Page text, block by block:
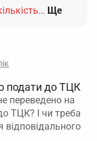
Ще
подати до ТЦК
переведено на
ТЦК? І чи треба
відповідального